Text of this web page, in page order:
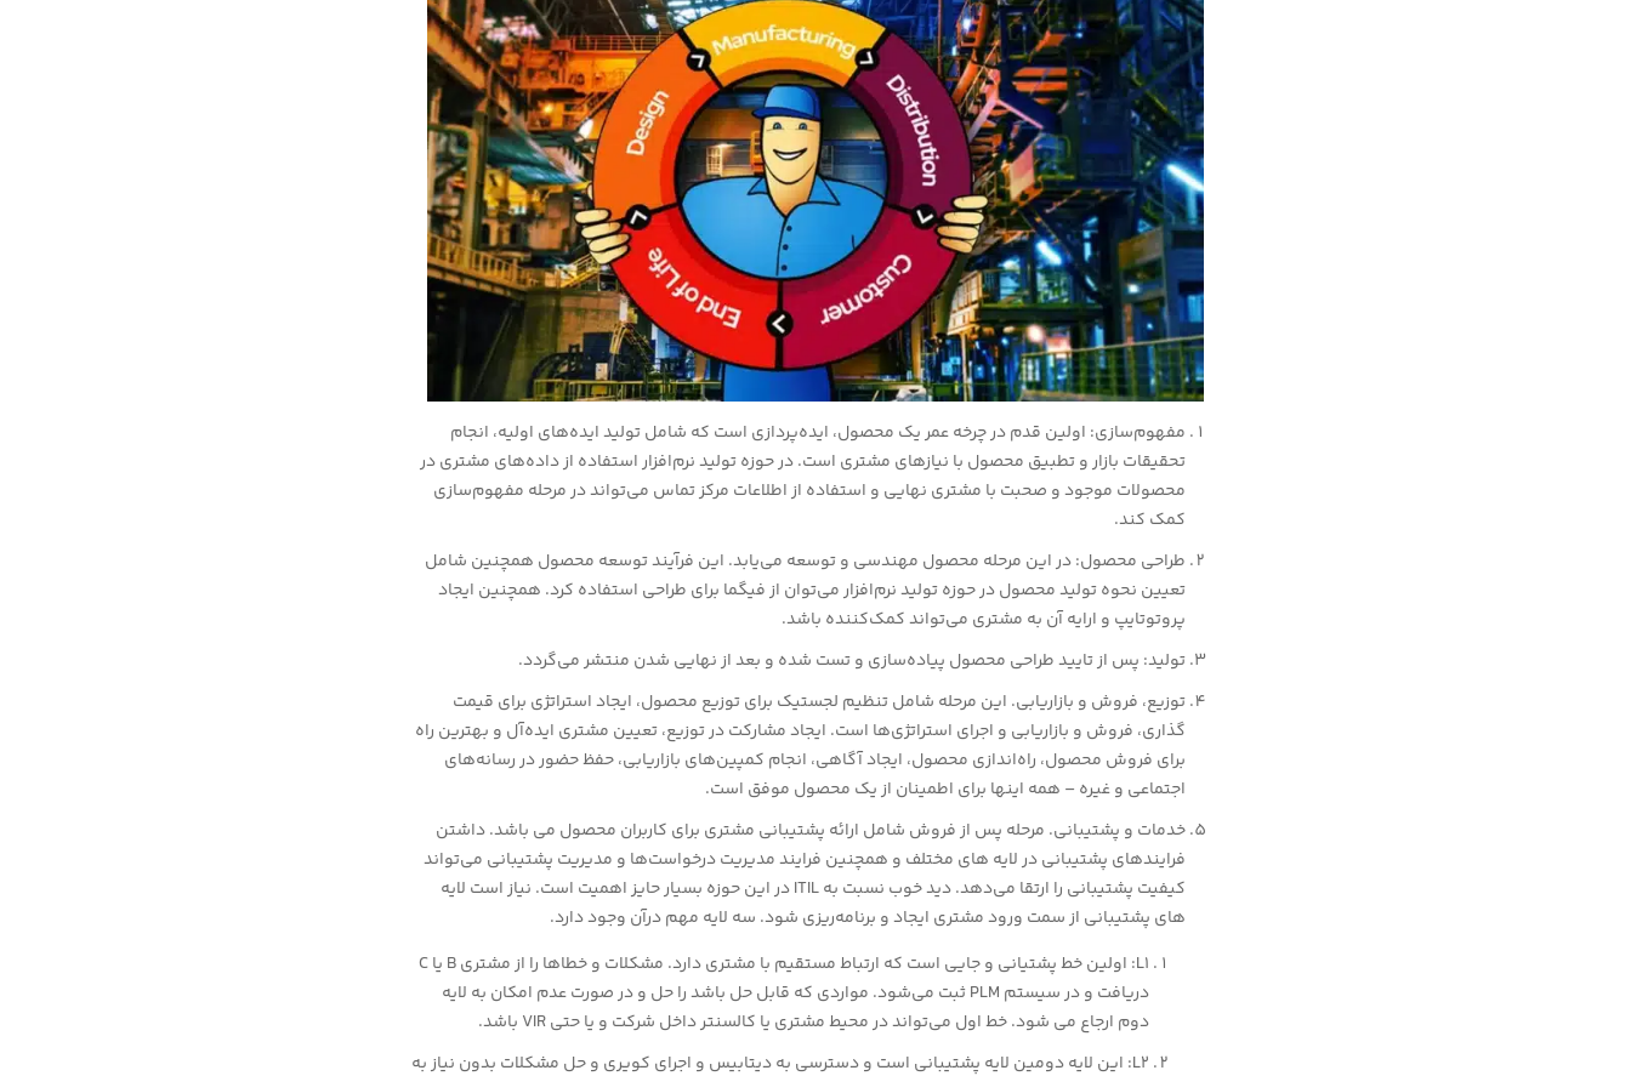
مفهوم‌سازی: اولین قدم در چرخه عمر یک محصول، ایده‌پردازی است که شامل تولید ایده‌های اولیه، انجام
تحقیقات بازار و تطبیق محصول با نیازهای مشتری است. در حوزه تولید نرم‌افزار استفاده از داده‌های مشتری در
محصولات موجود و صحبت با مشتری نهایی و استفاده از اطلاعات مرکز تماس می‌تواند در مرحله مفهوم‌سازی
کمک کند.
طراحی محصول: در این مرحله محصول مهندسی و توسعه می‌یابد. این فرآیند توسعه محصول همچنین شامل
تعیین نحوه تولید محصول در حوزه تولید نرم‌افزار می‌توان از فیگما برای طراحی استفاده کرد. همچنین ایجاد
پروتوتایپ و ارایه آن به مشتری می‌تواند کمک‌کننده باشد.
تولید: پس از تایید طراحی محصول پیاده‌سازی و تست شده و بعد از نهایی شدن منتشر می‌گردد.
توزیع، فروش و بازاریابی. این مرحله شامل تنظیم لجستیک برای توزیع محصول، ایجاد استراتژی برای قیمت
گذاری، فروش و بازاریابی و اجرای استراتژی‌ها است. ایجاد مشارکت در توزیع، تعیین مشتری ایده‌آل و بهترین راه
برای فروش محصول، راه‌اندازی محصول، ایجاد آگاهی، انجام کمپین‌های بازاریابی، حفظ حضور در رسانه‌های
اجتماعی و غیره – همه اینها برای اطمینان از یک محصول موفق است.
خدمات و پشتیبانی. مرحله پس از فروش شامل ارائه پشتیبانی مشتری برای کاربران محصول می باشد. داشتن
فرایندهای پشتیبانی در لایه های مختلف و همچنین فرایند مدیریت درخواست‌ها و مدیریت پشتیبانی می‌تواند
کیفیت پشتیبانی را ارتقا می‌دهد. دید خوب نسبت به ITIL در این حوزه بسیار حایز اهمیت است. نیاز است لایه
های پشتیبانی از سمت ورود مشتری ایجاد و برنامه‌ریزی شود. سه لایه مهم درآن وجود دارد.
L1: اولین خط پشتیانی و جایی است که ارتباط مستقیم با مشتری دارد. مشکلات و خطاها را از مشتری B یا C
دریافت و در سیستم PLM ثبت می‌شود. مواردی که قابل حل باشد را حل و در صورت عدم امکان به لایه
دوم ارجاع می شود. خط اول می‌تواند در محیط مشتری یا کالسنتر داخل شرکت و یا حتی VIR باشد.
L2: این لایه دومین لایه پشتیبانی است و دسترسی به دیتابیس و اجرای کویری و حل مشکلات بدون نیاز به